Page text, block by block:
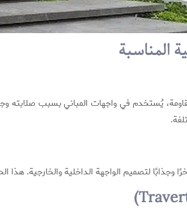
المناسبة
يُستخدم في واجهات المباني بسبب صلابته
وجذابًا لتصميم الواجهة الداخلية والخارجية.